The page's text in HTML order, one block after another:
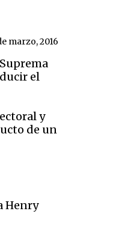
marzo, 2016
el
y
de un
Henry